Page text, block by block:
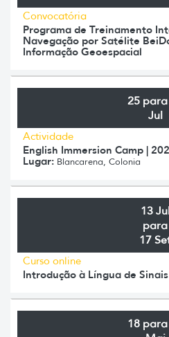
Convocatória
Programa de Treinamento
Navegação por Satélite
Informação Geoespacial
25
Jul
Actividade
English Immersion Camp |
Lugar: Blancarena, Colonia
13
para
17
Curso online
Introdução à Língua de
18